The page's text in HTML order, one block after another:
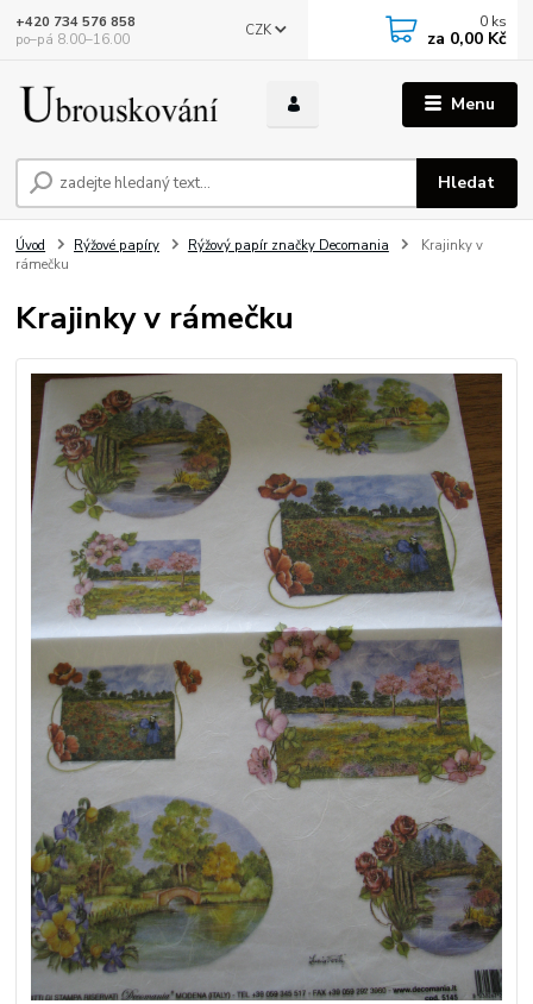
Menu
CZK
Hledat
+420 734 576 858
po–pá 8.00–16.00
0 ks
za 0,00 Kč
Úvod Rýžové papíry Rýžový papír značky Decomania
Krajinky v
rámečku
Krajinky v rámečku